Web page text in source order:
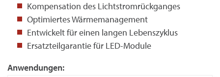
Kompensation des Lichtstromrückganges
Optimiertes Wärmemanagement
Entwickelt für einen langen Lebenszyklus
Ersatzteilgarantie für LED-Module
Anwendungen: